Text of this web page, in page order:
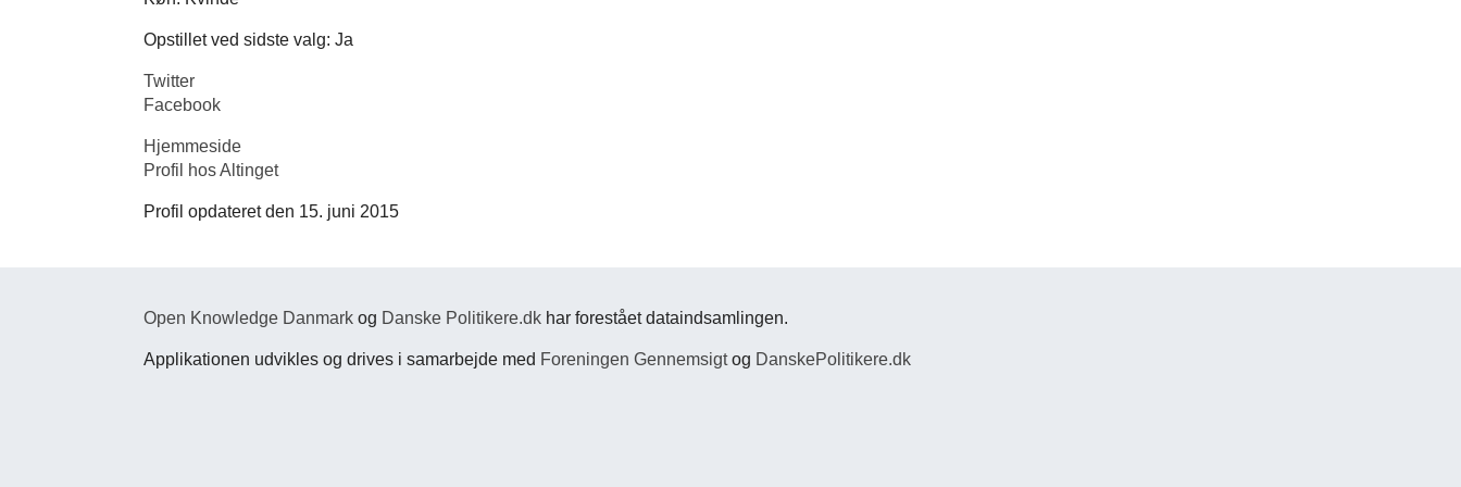
Opstillet ved sidste valg: Ja
Twitter
Facebook
Hjemmeside
Profil hos Altinget
Profil opdateret den 15. juni 2015
Open Knowledge Danmark og Danske Politikere.dk har forestået dataindsamlingen.
Applikationen udvikles og drives i samarbejde med Foreningen Gennemsigtog DanskePolitikere.dk